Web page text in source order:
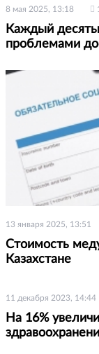
8 мая 2025, 13:18
Каждый
проблемами
13 января 2025, 13:51
Стоимость
Казахстане
11 декабря 2023, 14:44
На 16%